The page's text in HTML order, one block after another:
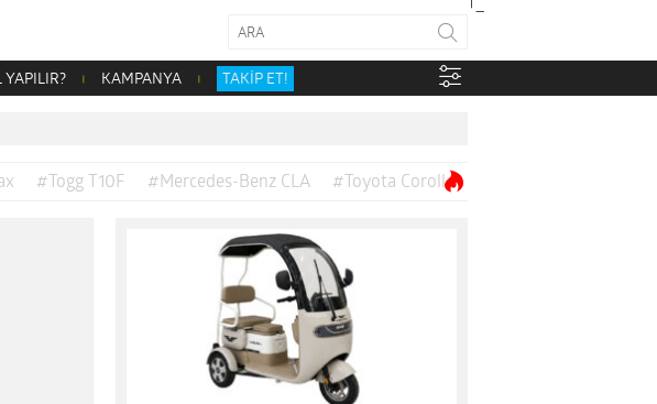
YAPILIR? KAMPANYA TAKİP ET!
#Togg T10F #Mercedes-Benz CLA #Toyota Corolla